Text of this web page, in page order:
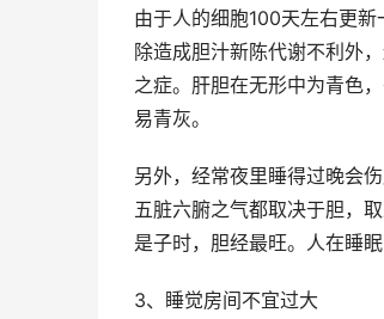
由于人的细胞100天左右更新
除造成胆汁新陈代谢不利外
之症。肝胆在无形中为青色
易青灰。
另外，经常夜里睡得过晚会
五脏六腑之气都取决于胆，
是子时，胆经最旺。人在睡
3、睡觉房间不宜过大